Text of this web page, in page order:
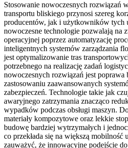
Stosowanie nowoczesnych rozwiązań
transportu bliskiego przynosi szereg
producentów, jak i użytkowników tych
nowoczesne technologie pozwalają na
operacyjnej poprzez automatyzację
inteligentnych systemów zarządzania
jest optymalizowanie tras
potrzebnego na realizację zadań
nowoczesnych rozwiązań jest poprawa
zastosowaniu zaawansowanych
zabezpieczeń. Technologie takie jak
awaryjnego zatrzymania znacząco
wypadków podczas obsługi maszyn.
materiały kompozytowe oraz lekkie
budowę bardziej wytrzymałych i
co przekłada się na większą mobilność
zauważyć, że innowacyjne podejście